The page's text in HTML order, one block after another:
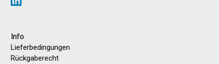
Info
Lieferbedingungen
Rückgaberecht